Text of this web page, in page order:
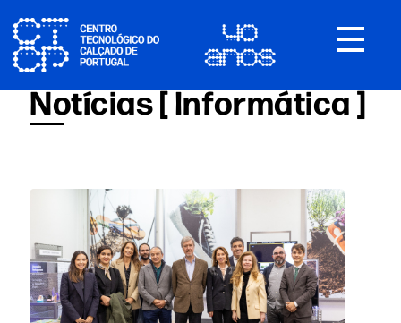
Toggle
Notícias [ Informática ]